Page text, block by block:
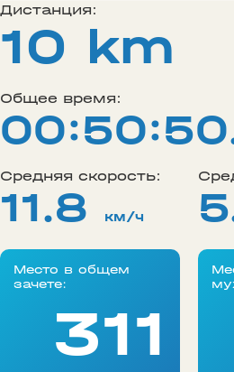
Дистанция:
10 km
Общее время:
Средняя скорость:
11.8 км/ч
Место в общем
зачете:
311